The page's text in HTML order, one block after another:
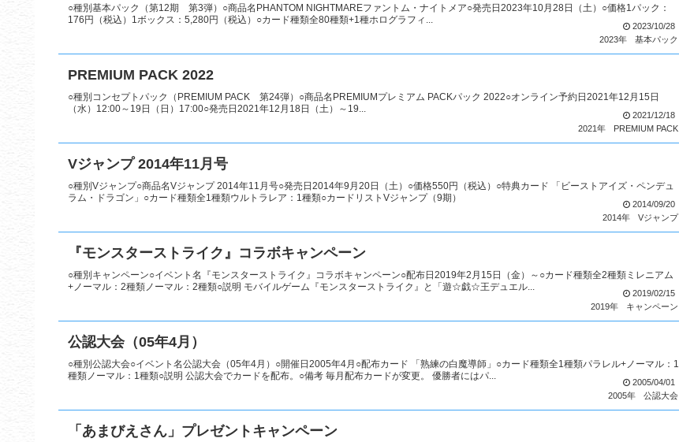
○種別基本パック（第12期 第3弾）○商品名PHANTOM NIGHTMAREファントム・ナイトメア○発売日2023年10月28日（土）○価格1パック：
176円（税込）1ボックス：5,280円（税込）○カード種類全80種類+1種ホログラフィ...
2023/10/28
2023年
基本パック
PREMIUM PACK 2022
○種別コンセプトパック（PREMIUM PACK 第24弾）○商品名PREMIUMプレミアム PACKパック 2022○オンライン予約日2021年12月15日
（水）12:00～19日（日）17:00○発売日2021年12月18日（土）～19...
2021/12/18
2021年
PREMIUM PACK
Vジャンプ 2014年11月号
○種別Vジャンプ○商品名Vジャンプ 2014年11月号○発売日2014年9月20日（土）○価格550円（税込）○特典カード 「ビーストアイズ・ペンデュ
ラム・ドラゴン」○カード種類全1種類ウルトラレア：1種類○カードリストVジャンプ（9期）
2014/09/20
2014年
Vジャンプ
『モンスターストライク』コラボキャンペーン
○種別キャンペーン○イベント名『モンスターストライク』コラボキャンペーン○配布日2019年2月15日（金）～○カード種類全2種類ミレニアム
+ノーマル：2種類ノーマル：2種類○説明 モバイルゲーム『モンスターストライク』と「遊☆戯☆王デュエル...
2019/02/15
2019年
キャンペーン
公認大会（05年4月）
○種別公認大会○イベント名公認大会（05年4月）○開催日2005年4月○配布カード 「熟練の白魔導師」○カード種類全1種類パラレル+ノーマル：1
種類ノーマル：1種類○説明 公認大会でカードを配布。○備考 毎月配布カードが変更。 優勝者にはパ...
2005/04/01
2005年
公認大会
「あまびえさん」プレゼントキャンペーン